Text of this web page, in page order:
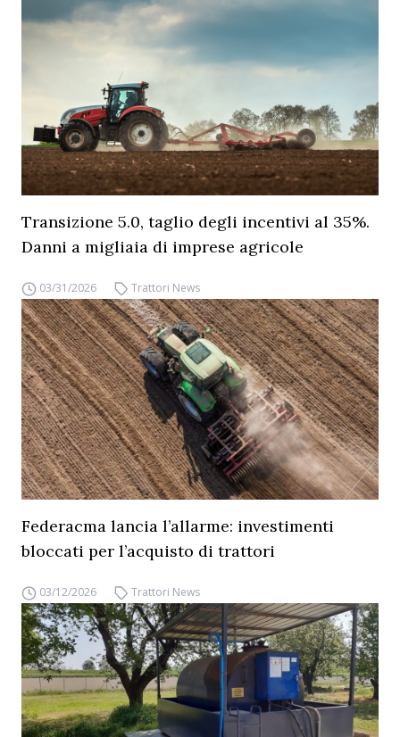
Transizione 5.0, taglio degli incentivi al 35%.
Danni a migliaia di imprese agricole
03/31/2026 Trattori News
Federacma lancia l’allarme: investimenti
bloccati per l’acquisto di trattori
03/12/2026 Trattori News